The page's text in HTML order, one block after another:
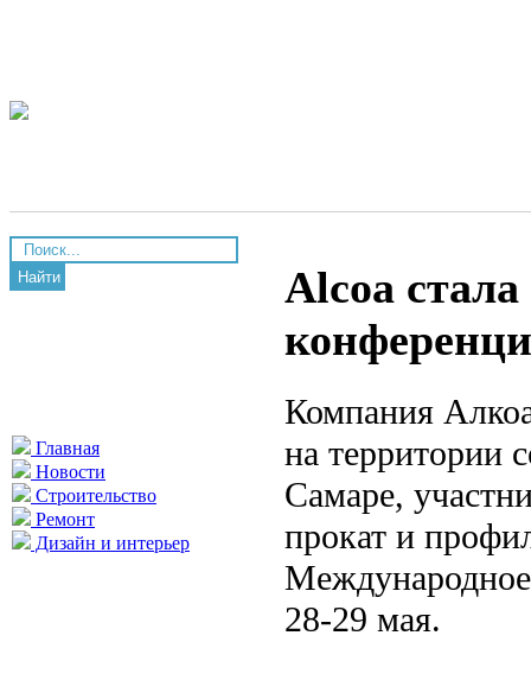
Найти
Главная
Новости
Строительство
Ремонт
Дизайн и интерьер
Alcoa
Компания
на территории
Самаре,
прокат и
28-29 мая.